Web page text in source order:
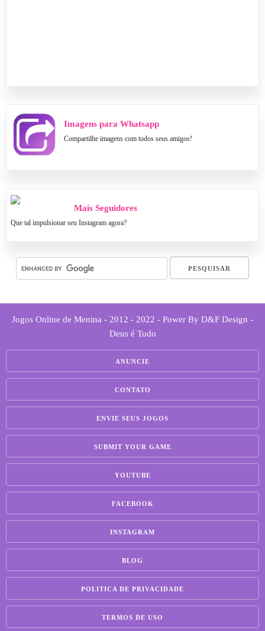
Imagens para Whatsapp
Compartilhe imagens com todos seus amigos!
Mais Seguidores
Que tal impulsionar seu Instagram agora?
Jogos Online de Menina - 2012 - 2022 - Power By D&F Design -
Deus é Tudo
ANUNCIE
CONTATO
ENVIE SEUS JOGOS
SUBMIT YOUR GAME
YOUTUBE
FACEBOOK
INSTAGRAM
BLOG
POLITICA DE PRIVACIDADE
TERMOS DE USO